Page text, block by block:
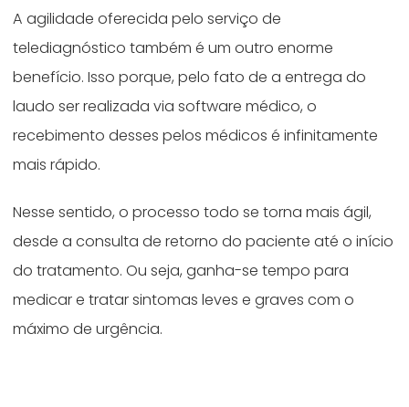
A agilidade oferecida pelo serviço de
telediagnóstico também é um outro enorme
benefício. Isso porque, pelo fato de a entrega do
laudo ser realizada via software médico, o
recebimento desses pelos médicos é infinitamente
mais rápido.
Nesse sentido, o processo todo se torna mais ágil,
desde a consulta de retorno do paciente até o início
do tratamento. Ou seja, ganha-se tempo para
medicar e tratar sintomas leves e graves com o
máximo de urgência.